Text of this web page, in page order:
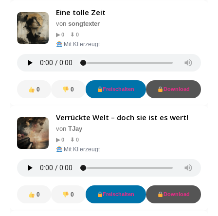
Eine tolle Zeit
von songtexter
▶ 0 ⬇ 0
Mit KI erzeugt
0 0 Freischalten Download
Verrückte Welt – doch sie ist es wert!
von TJay
▶ 0 ⬇ 0
Mit KI erzeugt
0 0 Freischalten Download